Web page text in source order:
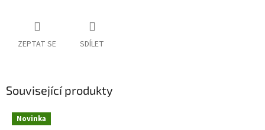
ZEPTAT SE SDÍLET
Související produkty
Novinka